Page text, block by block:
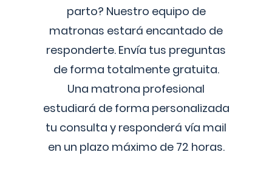
parto? Nuestro equipo de
matronas estará encantado de
responderte. Envía tus preguntas
de forma totalmente gratuita.
Una matrona profesional
estudiará de forma personalizada
tu consulta y responderá vía mail
en un plazo máximo de 72 horas.